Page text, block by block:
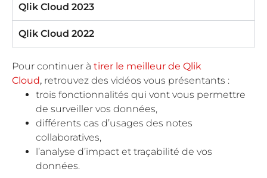
Qlik Cloud 2023
Qlik Cloud 2022
Pour continuer à tirer le meilleur de Qlik
Cloud, retrouvez des vidéos vous présentants :
trois fonctionnalités qui vont vous permettre
de surveiller vos données,
différents cas d’usages des notes
collaboratives,
l’analyse d’impact et traçabilité de vos
données.